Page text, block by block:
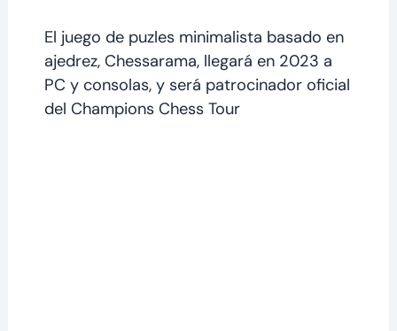
El juego de puzles minimalista basado en
ajedrez, Chessarama, llegará en 2023 a
PC y consolas, y será patrocinador oficial
del Champions Chess Tour